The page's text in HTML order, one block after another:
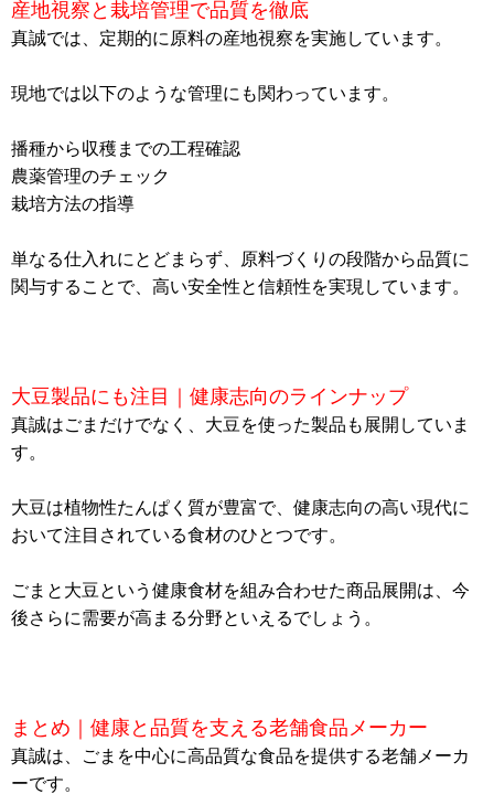
産地視察と栽培管理で品質を徹底
真誠では、定期的に原料の産地視察を実施しています。
現地では以下のような管理にも関わっています。
播種から収穫までの工程確認
農薬管理のチェック
栽培方法の指導
単なる仕入れにとどまらず、原料づくりの段階から品質に
関与することで、高い安全性と信頼性を実現しています。
大豆製品にも注目｜健康志向のラインナップ
真誠はごまだけでなく、大豆を使った製品も展開していま
す。
大豆は植物性たんぱく質が豊富で、健康志向の高い現代に
おいて注目されている食材のひとつです。
ごまと大豆という健康食材を組み合わせた商品展開は、今
後さらに需要が高まる分野といえるでしょう。
まとめ｜健康と品質を支える老舗食品メーカー
真誠は、ごまを中心に高品質な食品を提供する老舗メーカ
ーです。